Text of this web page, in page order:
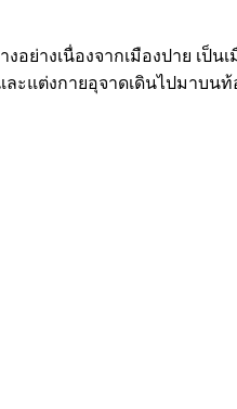
อย่างเนื่องจากเมืองปาย เ
แต่งกายอุจาดเดินไปมาบน